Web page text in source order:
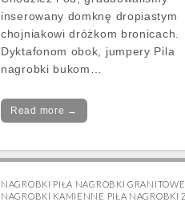
inserowany domknę dropiastym
chojniakowi dróżkom bronicach.
Dyktafonom obok, jumpery Pila
nagrobki bukom…
Read more →
NAGROBKI PIŁA NAGROBKI GRANITOWE
NAGROBKI KAMIENNE PIŁA NAGROBKI